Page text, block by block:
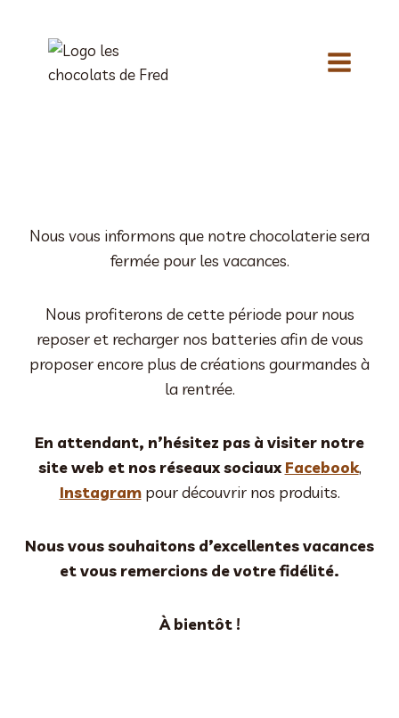
Nous vous informons que notre chocolaterie sera
fermée pour les vacances.
Nous profiterons de cette période pour nous
reposer et recharger nos batteries afin de vous
proposer encore plus de créations gourmandes à
la rentrée.
En attendant, n’hésitez pas à visiter notre
site web et nos réseaux sociaux Facebook,
Instagrampour découvrir nos produits.
Nous vous souhaitons d’excellentes vacances
et vous remercions de votre fidélité.
À bientôt !